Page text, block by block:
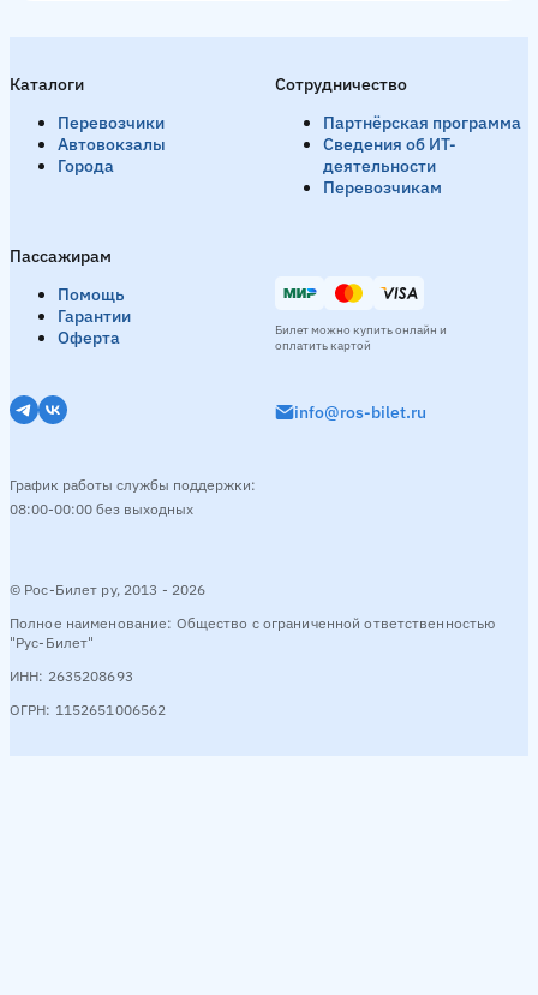
Каталоги
Перевозчики
Автовокзалы
Города
Пассажирам
Помощь
Гарантии
Оферта
Сотрудничество
Партнёрская программа
Сведения об ИТ-
деятельности
Перевозчикам
© Рос-Билет ру, 2013 - 2026
Полное наименование: Общество с ограниченной ответственностью
"Рус-Билет"
ИНН: 2635208693
ОГРН: 1152651006562
info@ros-bilet.ru
График работы службы поддержки:
08:00-00:00 без выходных
Билет можно купить онлайн и
оплатить картой